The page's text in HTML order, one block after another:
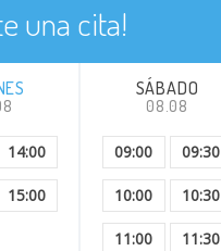
una cita!
14:00
15:00
SÁBADO
08.08
09:00 09:30
10:00 10:30
11:00 11:30